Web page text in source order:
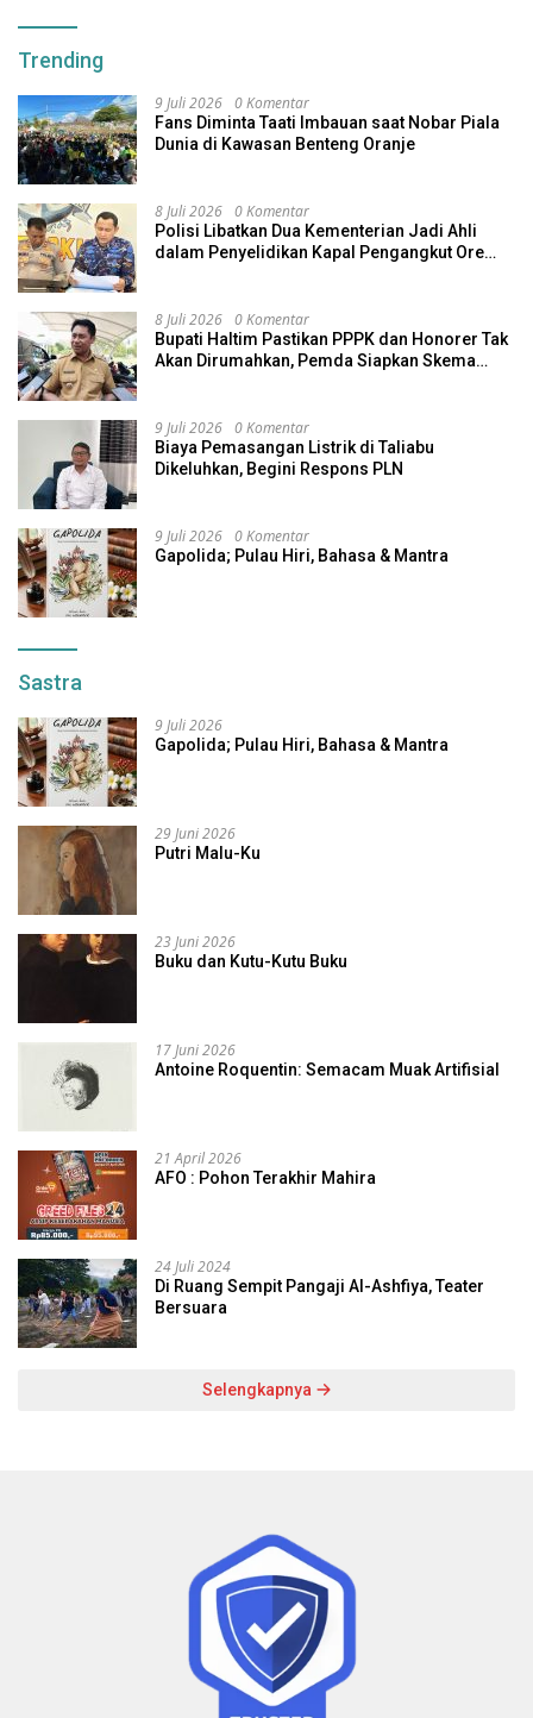
Trending
9 Juli 2026 0 Komentar
Fans Diminta Taati Imbauan saat Nobar Piala
Dunia di Kawasan Benteng Oranje
8 Juli 2026 0 Komentar
Polisi Libatkan Dua Kementerian Jadi Ahli
dalam Penyelidikan Kapal Pengangkut Ore
8 Juli 2026 0 Komentar
Bupati Haltim Pastikan PPPK dan Honorer Tak
Akan Dirumahkan, Pemda Siapkan Skema
9 Juli 2026 0 Komentar
Biaya Pemasangan Listrik di Taliabu
Dikeluhkan, Begini Respons PLN
9 Juli 2026 0 Komentar
Gapolida; Pulau Hiri, Bahasa & Mantra
Sastra
9 Juli 2026
Gapolida; Pulau Hiri, Bahasa & Mantra
29 Juni 2026
Putri Malu-Ku
23 Juni 2026
Buku dan Kutu-Kutu Buku
17 Juni 2026
Antoine Roquentin: Semacam Muak Artifisial
21 April 2026
AFO : Pohon Terakhir Mahira
24 Juli 2024
Di Ruang Sempit Pangaji Al-Ashfiya, Teater
Bersuara
Selengkapnya